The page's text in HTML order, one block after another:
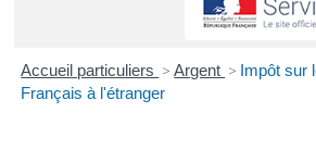
Accueil particuliers > Argent > Impôt sur
Français à l'étranger